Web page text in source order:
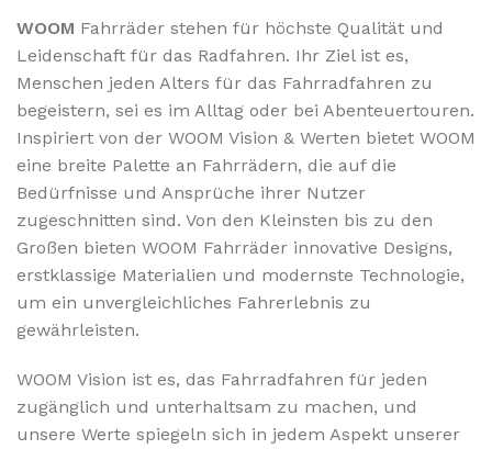
WOOM Fahrräder stehen für höchste Qualität und
Leidenschaft für das Radfahren. Ihr Ziel ist es,
Menschen jeden Alters für das Fahrradfahren zu
begeistern, sei es im Alltag oder bei Abenteuertouren.
Inspiriert von der WOOM Vision & Werten bietet WOOM
eine breite Palette an Fahrrädern, die auf die
Bedürfnisse und Ansprüche ihrer Nutzer
zugeschnitten sind. Von den Kleinsten bis zu den
Großen bieten WOOM Fahrräder innovative Designs,
erstklassige Materialien und modernste Technologie,
um ein unvergleichliches Fahrerlebnis zu
gewährleisten.
WOOM Vision ist es, das Fahrradfahren für jeden
zugänglich und unterhaltsam zu machen, und
unsere Werte spiegeln sich in jedem Aspekt unserer